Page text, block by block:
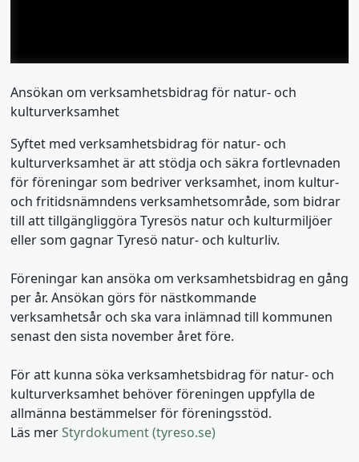
Ansökan om verksamhetsbidrag för natur- och
kulturverksamhet
Syftet med verksamhetsbidrag för natur- och
kulturverksamhet är att stödja och säkra fortlevnaden
för föreningar som bedriver verksamhet, inom kultur-
och fritidsnämndens verksamhetsområde, som bidrar
till att tillgängliggöra Tyresös natur och kulturmiljöer
eller som gagnar Tyresö natur- och kulturliv.
Föreningar kan ansöka om verksamhetsbidrag en gång
per år. Ansökan görs för nästkommande
verksamhetsår och ska vara inlämnad till kommunen
senast den sista november året före.
För att kunna söka verksamhetsbidrag för natur- och
kulturverksamhet behöver föreningen uppfylla de
allmänna bestämmelser för föreningsstöd.
Läs merStyrdokument (tyreso.se)